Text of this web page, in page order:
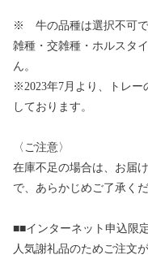
※ 牛の品種は選択不可で
雑種・交雑種・ホルスタ
ん。
※2023年7月より、トレー
しております。
〈ご注意〉
在庫不足の場合は、お届
で、あらかじめご了承く
■■インターネット申込限
人気謝礼品のためご注文